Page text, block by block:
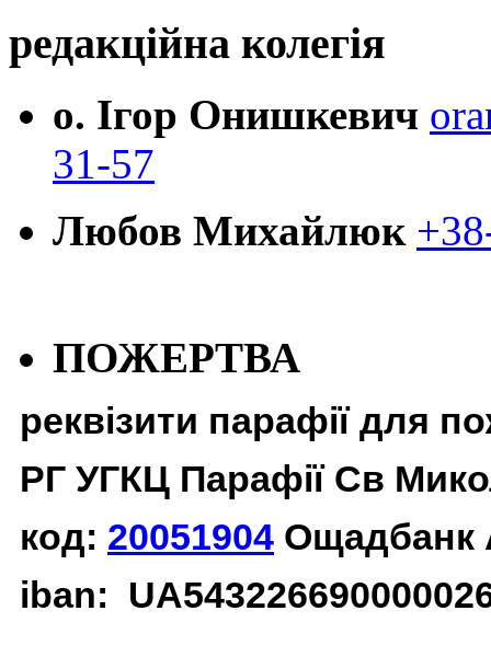
редакційна колегія
о. Ігор Онишкевич
31-57
Любов Михайлюк
ПОЖЕРТВА
реквізити парафії для
РГ УГКЦ Парафії Св
код: 20051904 Ощадбанк
iban: